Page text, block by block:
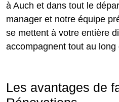
à Auch et dans tout le
manager et notre équipe
se mettent à votre entière
accompagnent tout au long
Les avantages de